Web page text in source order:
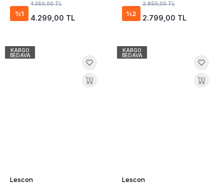
%1
4.350,00 TL
4.299,00 TL
%2
2.850,00 TL
2.799,00 TL
KARGO
BEDAVA
Lescon
KARGO
BEDAVA
Lescon